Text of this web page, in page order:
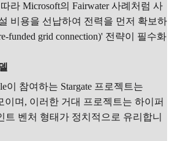
라 Microsoft의 Fairwater 사례처럼 사
비용을 선납하여 전력을 먼저 확보하
funded grid connection)' 전략이 필수화
이 참여하는 Stargate 프로젝트는
이며, 이러한 거대 프로젝트는 하이퍼
트 벤처 형태가 정치적으로 유리합니